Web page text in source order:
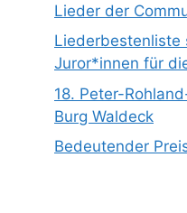
Lieder der
Liederbestenliste
Juror*innen für
18. Peter-
Burg Waldeck
Bedeutender